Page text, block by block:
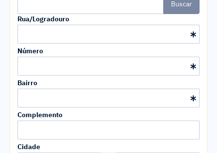
Buscar
Rua/Logradouro
Número
Bairro
Complemento
Cidade